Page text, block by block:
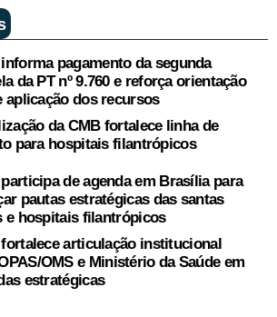
pagamento da segunda
da PT nº 9.760 e reforça orientação
aplicação dos recursos
da CMB fortalece linha de
para hospitais filantrópicos
de agenda em Brasília para
pautas estratégicas das santas
e hospitais filantrópicos
articulação institucional
OMS e Ministério da Saúde em
estratégicas